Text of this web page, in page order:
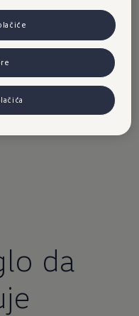
für jedes Modell
der
da